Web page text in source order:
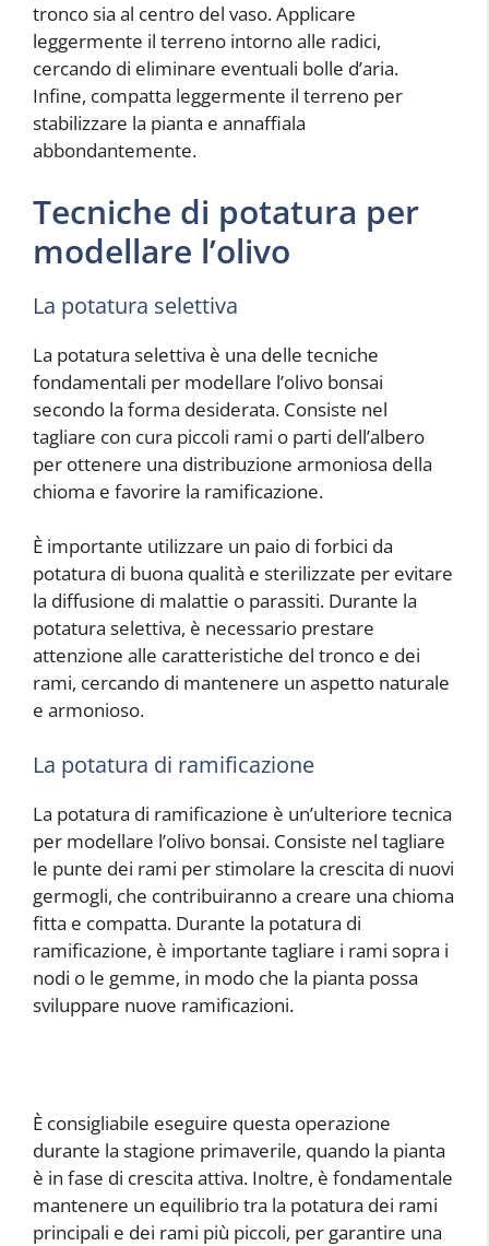
tronco sia al centro del vaso. Applicare
leggermente il terreno intorno alle radici,
cercando di eliminare eventuali bolle d’aria.
Infine, compatta leggermente il terreno per
stabilizzare la pianta e annaffiala
abbondantemente.
Tecniche di potatura per
modellare l’olivo
La potatura selettiva
La potatura selettiva è una delle tecniche
fondamentali per modellare l’olivo bonsai
secondo la forma desiderata. Consiste nel
tagliare con cura piccoli rami o parti dell’albero
per ottenere una distribuzione armoniosa della
chioma e favorire la ramificazione.
È importante utilizzare un paio di forbici da
potatura di buona qualità e sterilizzate per evitare
la diffusione di malattie o parassiti. Durante la
potatura selettiva, è necessario prestare
attenzione alle caratteristiche del tronco e dei
rami, cercando di mantenere un aspetto naturale
e armonioso.
La potatura di ramificazione
La potatura di ramificazione è un’ulteriore tecnica
per modellare l’olivo bonsai. Consiste nel tagliare
le punte dei rami per stimolare la crescita di nuovi
germogli, che contribuiranno a creare una chioma
fitta e compatta. Durante la potatura di
ramificazione, è importante tagliare i rami sopra i
nodi o le gemme, in modo che la pianta possa
sviluppare nuove ramificazioni.
È consigliabile eseguire questa operazione
durante la stagione primaverile, quando la pianta
è in fase di crescita attiva. Inoltre, è fondamentale
mantenere un equilibrio tra la potatura dei rami
principali e dei rami più piccoli, per garantire una